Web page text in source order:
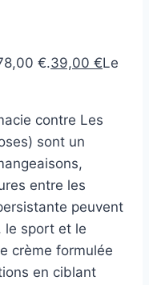
€.39,00 €Le
contre Les
sont un
entre les
peuvent
le sport et le
crème formulée
en ciblant